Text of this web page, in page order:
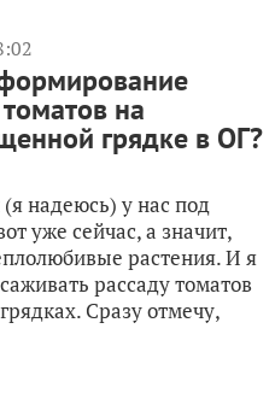
на
грядке в ОГ?
надеюсь) у нас под
уже сейчас, а значит,
растения. И я
рассаду томатов
Сразу отмечу,